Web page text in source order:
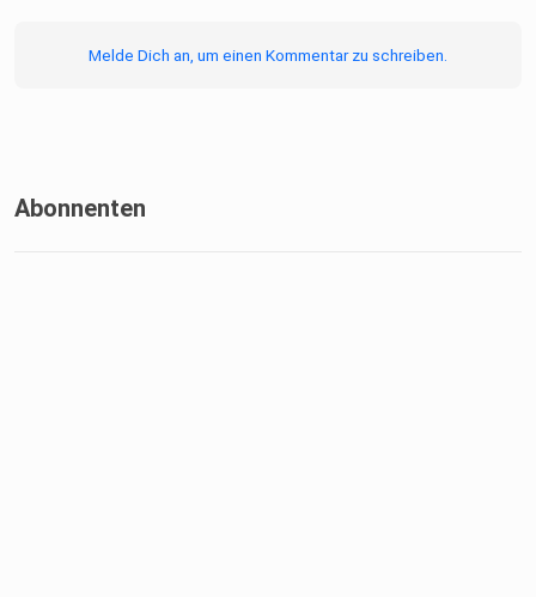
Melde Dich an, um einen Kommentar zu schreiben.
Abonnenten